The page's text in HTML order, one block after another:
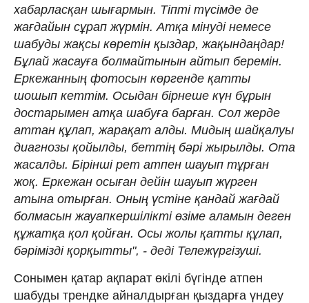
хабарласқан шығармын. Тіпті түсімде де
жағдайын сұрап жүрмін. Атқа мінуді немесе
шабуды жақсы көретін қыздар, жақындаңдар!
Бұлай жасауға болмайтынын айтып беремін.
Еркежанның фотосын көргенде қатты
шошып кеттім. Осыдан бірнеше күн бұрын
достарымен атқа шабуға барған. Сол жерде
аттан құлап, жарақат алды. Мидың шайқалуы
диагнозы қойылды, беттің бәрі жырылды. Ота
жасалды. Бірінші рет атпен шауып тұрған
жоқ. Еркежан осыған дейін шауып жүрген
атына отырған. Оның үстіне қандай жағдай
болмасын жауапкершілікті өзіме аламын деген
құжатқа қол қойған. Осы жолы қатты құлап,
бәрімізді қорқытты", - деді Тележүргізуші.
Сонымен қатар ақпарат өкілі бүгінде атпен
шабуды трендке айналдырған қыздарға үндеу